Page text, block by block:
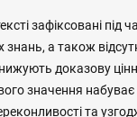
зафіксовані під
знань, а також
доказову
значення набуває
та